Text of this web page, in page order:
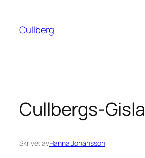
innehåll
Cullberg
Cullbergs-
Skrivet avHanna Johanssoni